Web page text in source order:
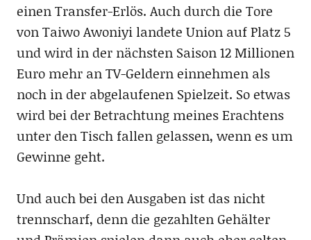
einen Transfer-Erlös. Auch durch die Tore
von Taiwo Awoniyi landete Union auf Platz 5
und wird in der nächsten Saison 12 Millionen
Euro mehr an TV-Geldern einnehmen als
noch in der abgelaufenen Spielzeit. So etwas
wird bei der Betrachtung meines Erachtens
unter den Tisch fallen gelassen, wenn es um
Gewinne geht.
Und auch bei den Ausgaben ist das nicht
trennscharf, denn die gezahlten Gehälter